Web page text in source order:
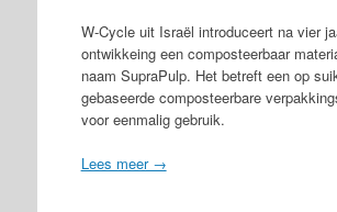
W-Cycle uit Israël introduceert na vier
ontwikkeing een composteerbaar
naam SupraPulp. Het betreft een op
gebaseerde composteerbare
voor eenmalig gebruik.
Lees meer →